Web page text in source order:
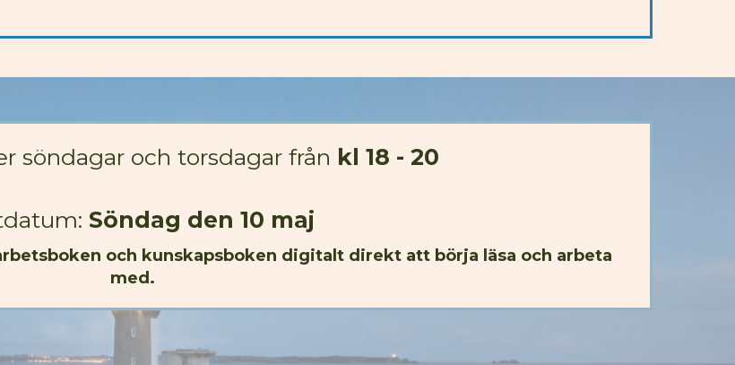
söndagar och torsdagar från kl 18 - 20
Söndag den 10 maj
och kunskapsboken digitalt direkt att börja läsa och arbeta
med.